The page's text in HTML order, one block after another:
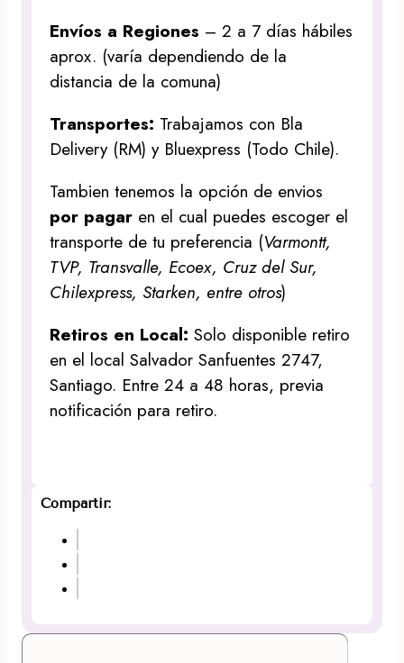
Envíos a Regiones – 2 a 7 días hábiles
aprox. (varía dependiendo de la
distancia de la comuna)
Transportes: Trabajamos con Bla
Delivery (RM) y Bluexpress (Todo Chile).
Tambien tenemos la opción de envios
por pagar en el cual puedes escoger el
transporte de tu preferencia (Varmontt,
TVP, Transvalle, Ecoex, Cruz del Sur,
Chilexpress, Starken, entre otros)
Retiros en Local:Solo disponible retiro
en el local Salvador Sanfuentes 2747,
Santiago. Entre 24 a 48 horas, previa
notificación para retiro.
Compartir: